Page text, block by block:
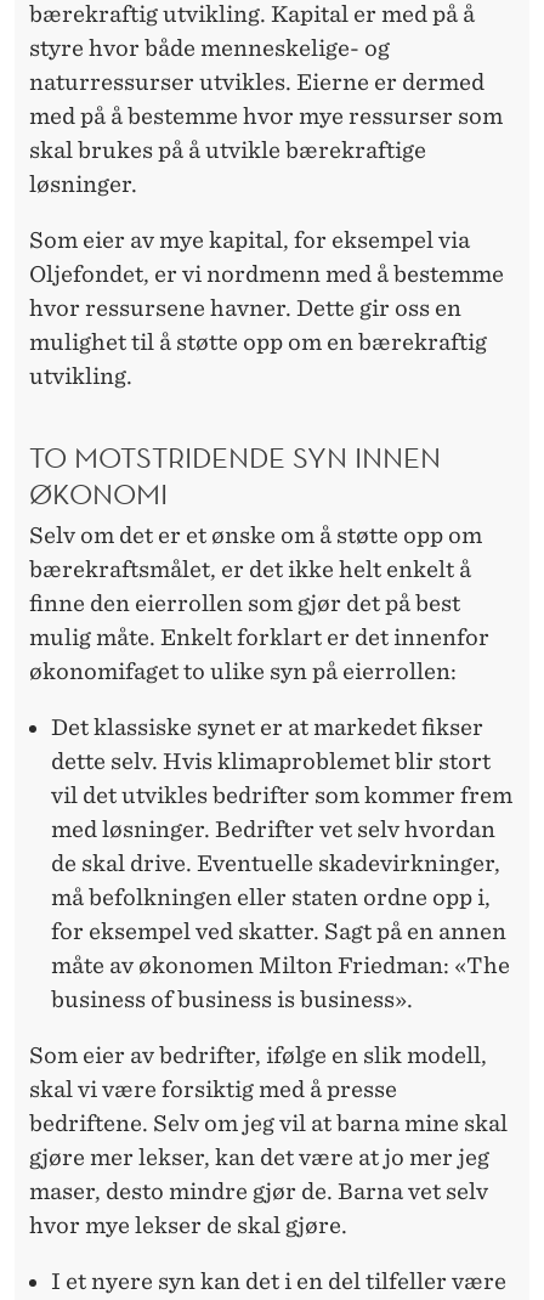
bærekraftig utvikling. Kapital er med på å
styre hvor både menneskelige- og
naturressurser utvikles. Eierne er dermed
med på å bestemme hvor mye ressurser som
skal brukes på å utvikle bærekraftige
løsninger.
Som eier av mye kapital, for eksempel via
Oljefondet, er vi nordmenn med å bestemme
hvor ressursene havner. Dette gir oss en
mulighet til å støtte opp om en bærekraftig
utvikling.
TO MOTSTRIDENDE SYN INNEN
ØKONOMI
Selv om det er et ønske om å støtte opp om
bærekraftsmålet, er det ikke helt enkelt å
finne den eierrollen som gjør det på best
mulig måte. Enkelt forklart er det innenfor
økonomifaget to ulike syn på eierrollen:
Det klassiske synet er at markedet fikser
dette selv. Hvis klimaproblemet blir stort
vil det utvikles bedrifter som kommer frem
med løsninger. Bedrifter vet selv hvordan
de skal drive. Eventuelle skadevirkninger,
må befolkningen eller staten ordne opp i,
for eksempel ved skatter. Sagt på en annen
måte av økonomen Milton Friedman: «The
business of business is business».
Som eier av bedrifter, ifølge en slik modell,
skal vi være forsiktig med å presse
bedriftene. Selv om jeg vil at barna mine skal
gjøre mer lekser, kan det være at jo mer jeg
maser, desto mindre gjør de. Barna vet selv
hvor mye lekser de skal gjøre.
I et nyere syn kan det i en del tilfeller være